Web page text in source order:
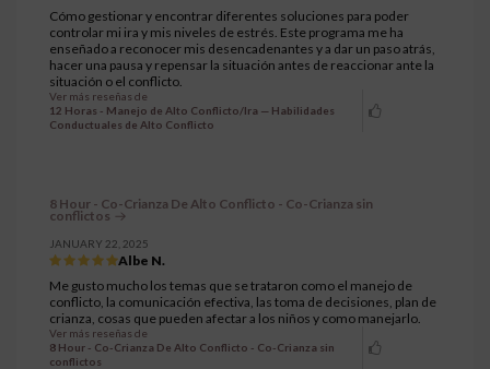
Cómo gestionar y encontrar diferentes soluciones para poder
controlar mi ira y mis niveles de estrés. Este programa me ha
enseñado a reconocer mis desencadenantes y a dar un paso atrás,
hacer una pausa y repensar la situación antes de reaccionar ante la
situación o el conflicto.
Ver más reseñas de
12 Horas - Manejo de Alto Conflicto/Ira — Habilidades
Conductuales de Alto Conflicto
8 Hour - Co-Crianza De Alto Conflicto - Co-Crianza sin
conflictos
JANUARY 22, 2025
Albe N.
Me gusto mucho los temas que se trataron como el manejo de
conflicto, la comunicación efectiva, las toma de decisiones, plan de
crianza, cosas que pueden afectar a los niños y como manejarlo.
Ver más reseñas de
8 Hour - Co-Crianza De Alto Conflicto - Co-Crianza sin
conflictos